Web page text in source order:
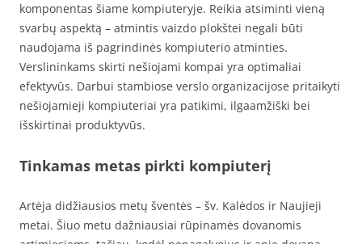
komponentas šiame kompiuteryje. Reikia atsiminti vieną
svarbų aspektą – atmintis vaizdo plokštei negali būti
naudojama iš pagrindinės kompiuterio atminties.
Verslininkams skirti nešiojami kompai yra optimaliai
efektyvūs. Darbui stambiose verslo organizacijose pritaikyti
nešiojamieji kompiuteriai yra patikimi, ilgaamžiški bei
išskirtinai produktyvūs.
Tinkamas metas pirkti kompiuterį
Artėja didžiausios metų šventės – šv. Kalėdos ir Naujieji
metai. Šiuo metu dažniausiai rūpinamės dovanomis